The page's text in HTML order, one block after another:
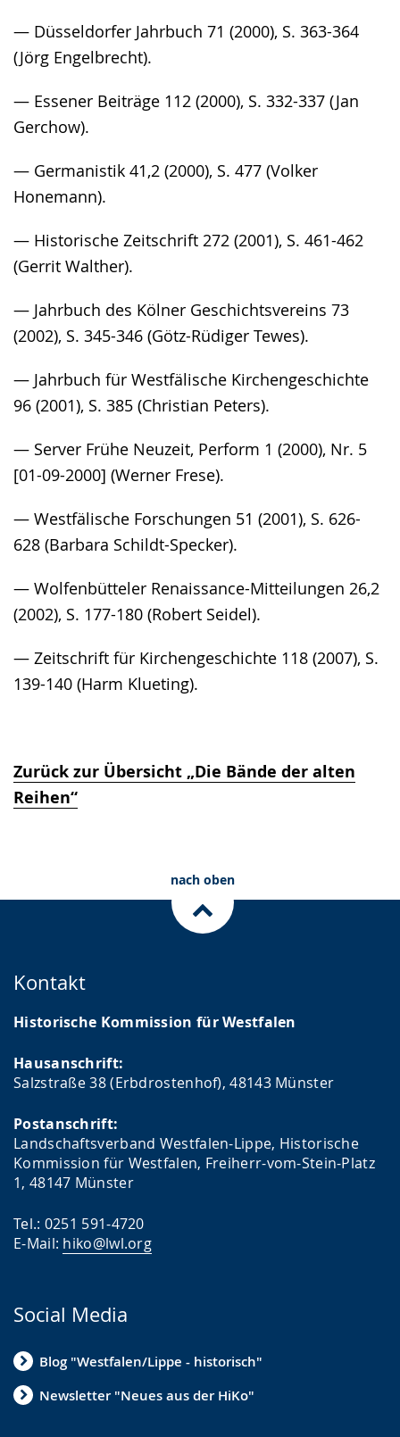
— Düsseldorfer Jahrbuch 71 (2000), S. 363-364
(Jörg Engelbrecht).
— Essener Beiträge 112 (2000), S. 332-337 (Jan
Gerchow).
— Germanistik 41,2 (2000), S. 477 (Volker
Honemann).
— Historische Zeitschrift 272 (2001), S. 461-462
(Gerrit Walther).
— Jahrbuch des Kölner Geschichtsvereins 73
(2002), S. 345-346 (Götz-Rüdiger Tewes).
— Jahrbuch für Westfälische Kirchengeschichte
96 (2001), S. 385 (Christian Peters).
— Server Frühe Neuzeit, Perform 1 (2000), Nr. 5
[01-09-2000] (Werner Frese).
— Westfälische Forschungen 51 (2001), S. 626-
628 (Barbara Schildt-Specker).
— Wolfenbütteler Renaissance-Mitteilungen 26,2
(2002), S. 177-180 (Robert Seidel).
— Zeitschrift für Kirchengeschichte 118 (2007), S.
139-140 (Harm Klueting).
Zurück zur Übersicht „Die Bände der alten
Reihen“
nach oben
Kontakt
Historische Kommission für Westfalen
Hausanschrift:
Salzstraße 38 (Erbdrostenhof), 48143 Münster
Postanschrift:
Landschaftsverband Westfalen-Lippe, Historische
Kommission für Westfalen, Freiherr-vom-Stein-Platz
1, 48147 Münster
Tel.: 0251 591-4720
E-Mail: hiko@lwl.org
Social Media
Blog "Westfalen/Lippe - historisch"
Newsletter "Neues aus der HiKo"